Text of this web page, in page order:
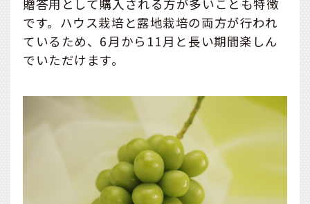
贈答用として購入される方が多いことも特徴
です。ハウス栽培と露地栽培の両方が行われ
ているため、6月から11月と長い期間楽しん
でいただけます。